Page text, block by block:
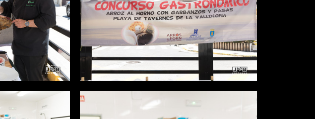
Desde